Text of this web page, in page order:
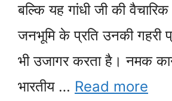
बल्कि यह गांधी जी की
जनभूमि के प्रति उनकी गहरी
भी उजागर करता है। नमक
भारतीय … Read more